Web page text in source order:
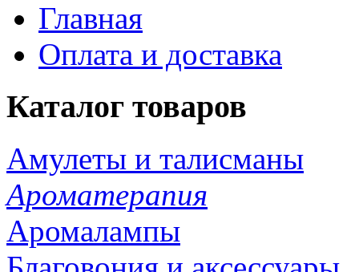
Главная
Оплата и доставка
Каталог товаров
Амулеты и талисманы
Ароматерапия
Аромалампы